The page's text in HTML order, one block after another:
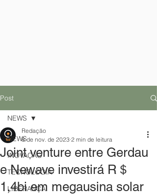
Post
NEWS
INOVAÇÃO
TECNOLOGIA
LIDERANÇA
NEWS
Joint venture entre Gerdau
e Newave investirá R＄
1,4bi em megausina solar
Redação
8 de nov. de 2023 2 min de leitura